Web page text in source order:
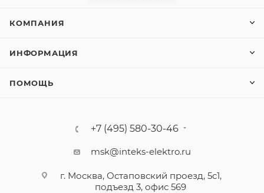
КОМПАНИЯ
ИНФОРМАЦИЯ
ПОМОЩЬ
+7 (495) 580-30-46
msk@inteks-elektro.ru
г. Москва, Остаповский проезд, 5с1,
подъезд 3, офис 569